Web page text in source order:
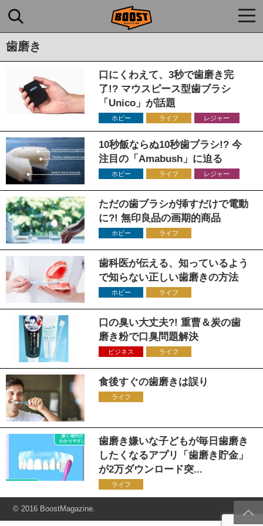
歯磨き
口にくわえて、3秒で歯磨き完
了!? マウスピース型歯ブラシ
「Unico」が話題
ホビー ライフ レジャー
10秒飯ならぬ10秒歯ブラシ!? 今
注目の「Amabush」に迫る
ホビー ライフ レジャー
ただの歯ブラシが挿すだけで電動
に?! 無印良品の画期的商品
ホビー ライフ
歯科医が伝える、知っているよう
で知らない正しい歯磨きの方法
ホビー ライフ
口の臭い大丈夫?! 重曹＆炭の歯
磨き粉で口臭問題解決
ビジネス ライフ
食後すぐの歯磨きは誤り
ライフ
歯磨き嫌いな子どもが毎日歯磨き
したくなるアプリ「歯磨き貯金」
が2万ダウンロード突...
ライフ
© 2016 BoostMagazine.